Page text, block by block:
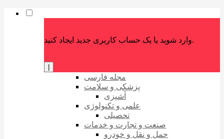
وارد شوید یا یک حساب کاربری جدید ایجاد کنید.
مجله فارسی
پزشکی و سلامت
آشپزی
علمی و تکنولوژی
تحصیلی
صنعت و تجارت و خدمات
حمل و نقل و خودرو